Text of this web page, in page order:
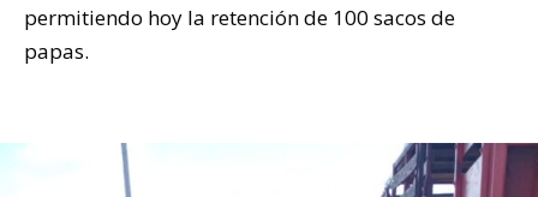
permitiendo hoy la retención de 100 sacos de
papas.